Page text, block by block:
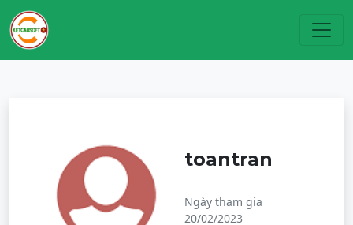
toantran
Ngày tham gia
20/02/2023